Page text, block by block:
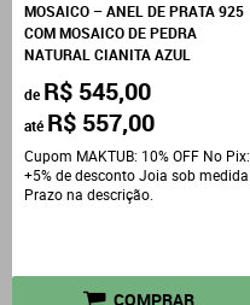
MOSAICO – ANEL DE PRATA 925
COM MOSAICO DE PEDRA
NATURAL CIANITA AZUL
de R$ 545,00
até R$ 557,00
Cupom MAKTUB: 10% OFF No Pix:
+5% de desconto Joia sob medida.
Prazo na descrição.
COMPRAR